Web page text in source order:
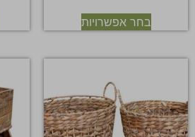
בחר אפשרויות